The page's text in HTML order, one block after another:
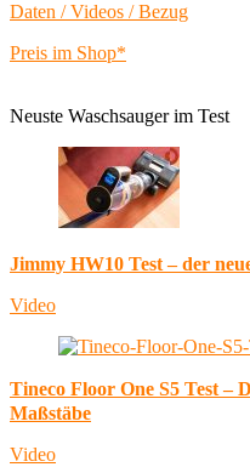
Daten / Videos / Bezug
Preis im Shop*
Neuste Waschsauger im Test
Jimmy HW10 Test – der
Video
Tineco Floor One S5 Test –
Maßstäbe
Video